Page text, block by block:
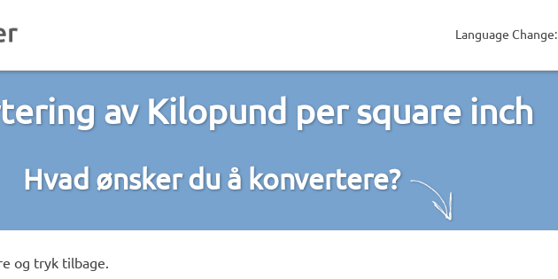
Language Change:
av Kilopund per square inch
Hvad ønsker du å konvertere?
og tryk tilbage.